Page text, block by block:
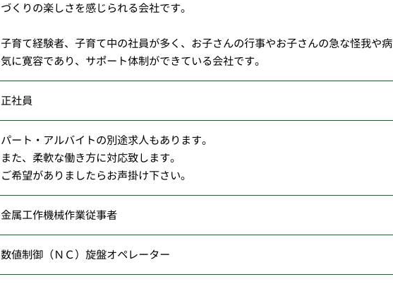
づくりの楽しさを感じられる会社です。
子育て経験者、子育て中の社員が多く、お子さんの行事やお子さんの急な怪我や病
気に寛容であり、サポート体制ができている会社です。
正社員
パート・アルバイトの別途求人もあります。
また、柔軟な働き方に対応致します。
ご希望がありましたらお声掛け下さい。
金属工作機械作業従事者
数値制御（ＮＣ）旋盤オペレーター